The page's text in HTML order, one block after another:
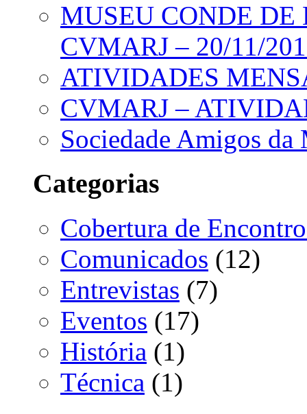
MUSEU CONDE
CVMARJ – 20/11/
ATIVIDADES
CVMARJ –
Sociedade Amigos da
Categorias
Cobertura de
Comunicados (12)
Entrevistas (7)
Eventos (17)
História (1)
Técnica (1)